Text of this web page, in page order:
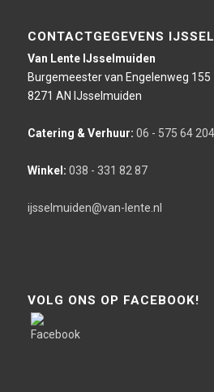
CONTACTGEGEVENS
Van Lente IJsselmuiden
Burgemeester van Engelenweg 155
8271 AN IJsselmuiden
Catering & Verhuur: 06 - 575 64 204
Winkel: 038 - 331 82 87
ijsselmuiden@van-lente.nl
VOLG ONS OP FACEBOOK!